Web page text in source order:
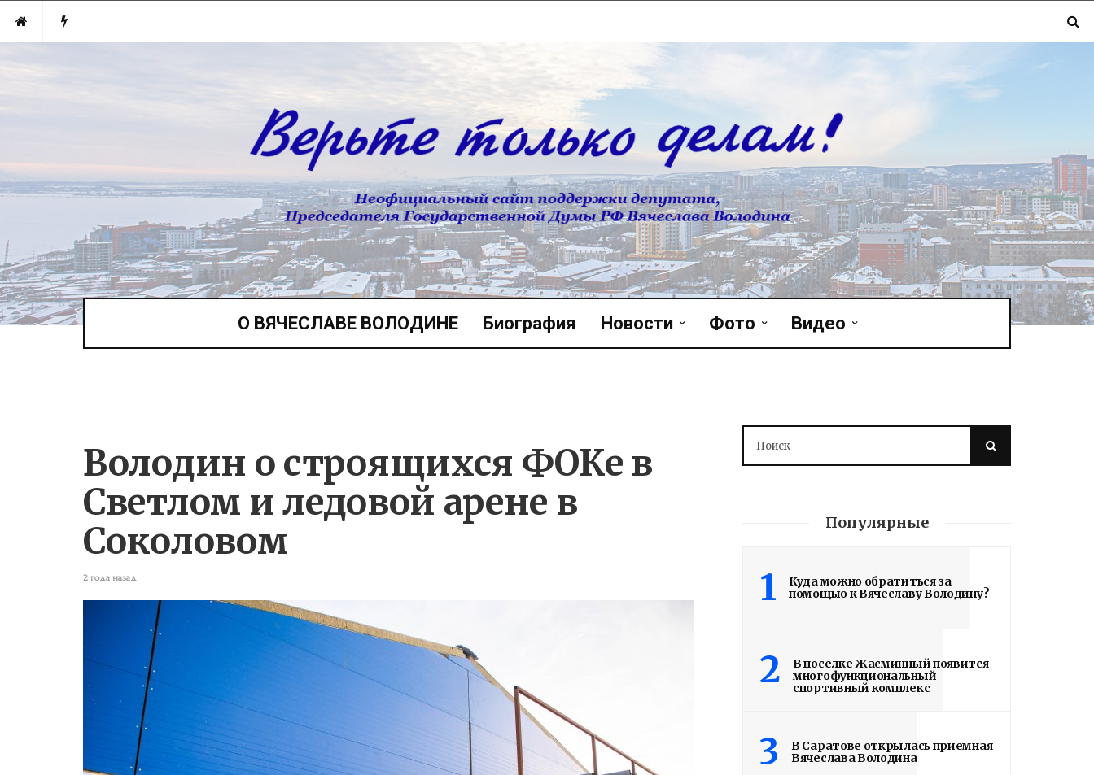
О ВЯЧЕСЛАВЕ ВОЛОДИНЕ Биография Новости Фото Видео
Володин о строящихся ФОКе в
Светлом и ледовой арене в
Соколовом
2 года назад
Популярные
1
Куда можно обратиться за
помощью к Вячеславу Володину?
2
В поселке Жасминный появится
многофункциональный
спортивный комплекс
3
В Саратове открылась приемная
Вячеслава Володина